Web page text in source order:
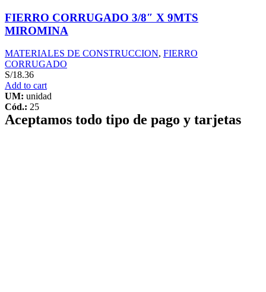
FIERRO CORRUGADO 3/8″ X 9MTS
MIROMINA
MATERIALES DE CONSTRUCCION, FIERRO
CORRUGADO
S/18.36
Add to cart
UM: unidad
Cód.: 25
Aceptamos todo tipo de pago y tarjetas